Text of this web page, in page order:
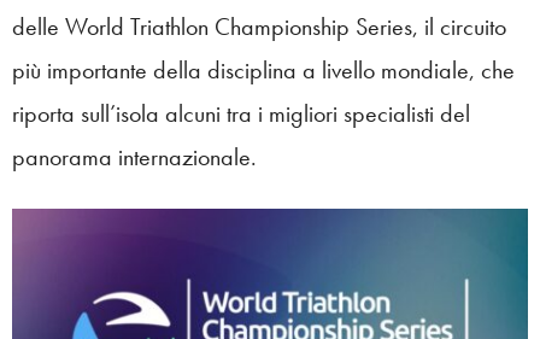
delle World Triathlon Championship Series, il circuito
più importante della disciplina a livello mondiale, che
riporta sull’isola alcuni tra i migliori specialisti del
panorama internazionale.